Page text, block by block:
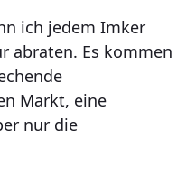
ich jedem Imker
abraten. Es kommen
Markt, eine
nur die